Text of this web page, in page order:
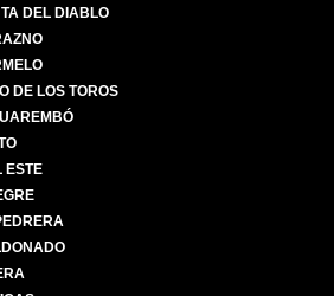
DEL DIABLO
DE LOS TOROS
ESTE